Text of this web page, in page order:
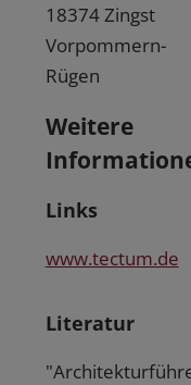
18374 Zingst
Vorpommern-
Rügen
Weitere
Links
www.tectum.de
Literatur